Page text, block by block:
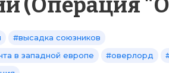
(Операция
#высадка союзников
в западной европе
#оверлорд